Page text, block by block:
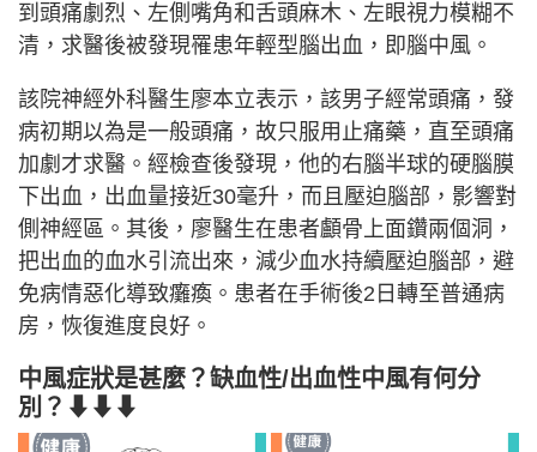
到頭痛劇烈、左側嘴角和舌頭麻木、左眼視力模糊不
清，求醫後被發現罹患年輕型腦出血，即腦中風。
該院神經外科醫生廖本立表示，該男子經常頭痛，發
病初期以為是一般頭痛，故只服用止痛藥，直至頭痛
加劇才求醫。經檢查後發現，他的右腦半球的硬腦膜
下出血，出血量接近30毫升，而且壓迫腦部，影響對
側神經區。其後，廖醫生在患者顱骨上面鑽兩個洞，
把出血的血水引流出來，減少血水持續壓迫腦部，避
免病情惡化導致癱瘓。患者在手術後2日轉至普通病
房，恢復進度良好。
中風症狀是甚麼？缺血性/出血性中風有何分
別？⬇⬇⬇